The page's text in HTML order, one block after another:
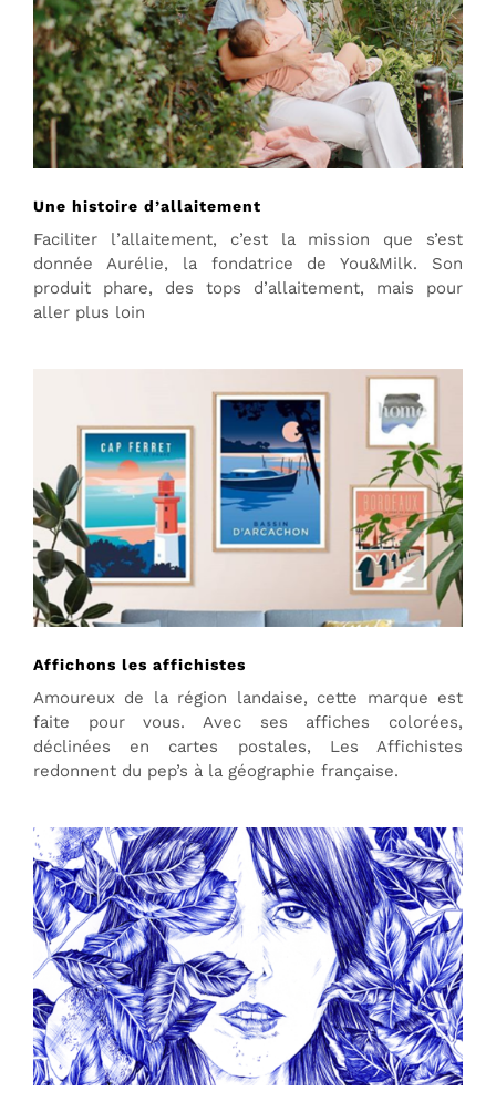
Une histoire d’allaitement
Faciliter l’allaitement, c’est la mission que s’est
donnée Aurélie, la fondatrice de You&Milk. Son
produit phare, des tops d’allaitement, mais pour
aller plus loin
Affichons les affichistes
Amoureux de la région landaise, cette marque est
faite pour vous. Avec ses affiches colorées,
déclinées en cartes postales, Les Affichistes
redonnent du pep’s à la géographie française.